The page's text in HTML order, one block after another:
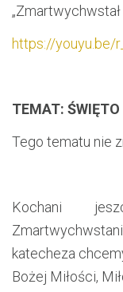
https://youyu.be/
TEMAT:
Tego tematu nie
Kochani
katecheza
Bożej Miłości,